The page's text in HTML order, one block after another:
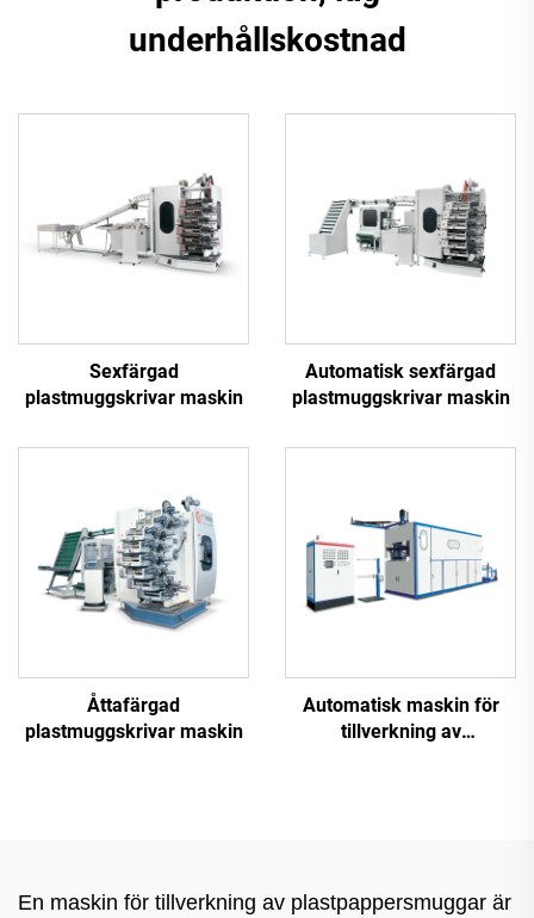
underhållskostnad
Sexfärgad
plastmuggskrivar maskin
Automatisk sexfärgad
plastmuggskrivar maskin
Åttafärgad
plastmuggskrivar maskin
Automatisk maskin för
tillverkning av
En maskin för tillverkning av plastpappersmuggar är